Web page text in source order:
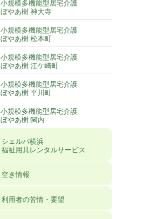
小規模多機能型居宅介護
ぼやあ樹 神大寺
小規模多機能型居宅介護
ぼやあ樹 松本町
小規模多機能型居宅介護
ぼやあ樹 江ケ崎町
小規模多機能型居宅介護
ぼやあ樹 平川町
小規模多機能型居宅介護
ぼやあ樹 関内
シェルパ横浜
福祉用具レンタルサービス
空き情報
利用者の苦情・要望